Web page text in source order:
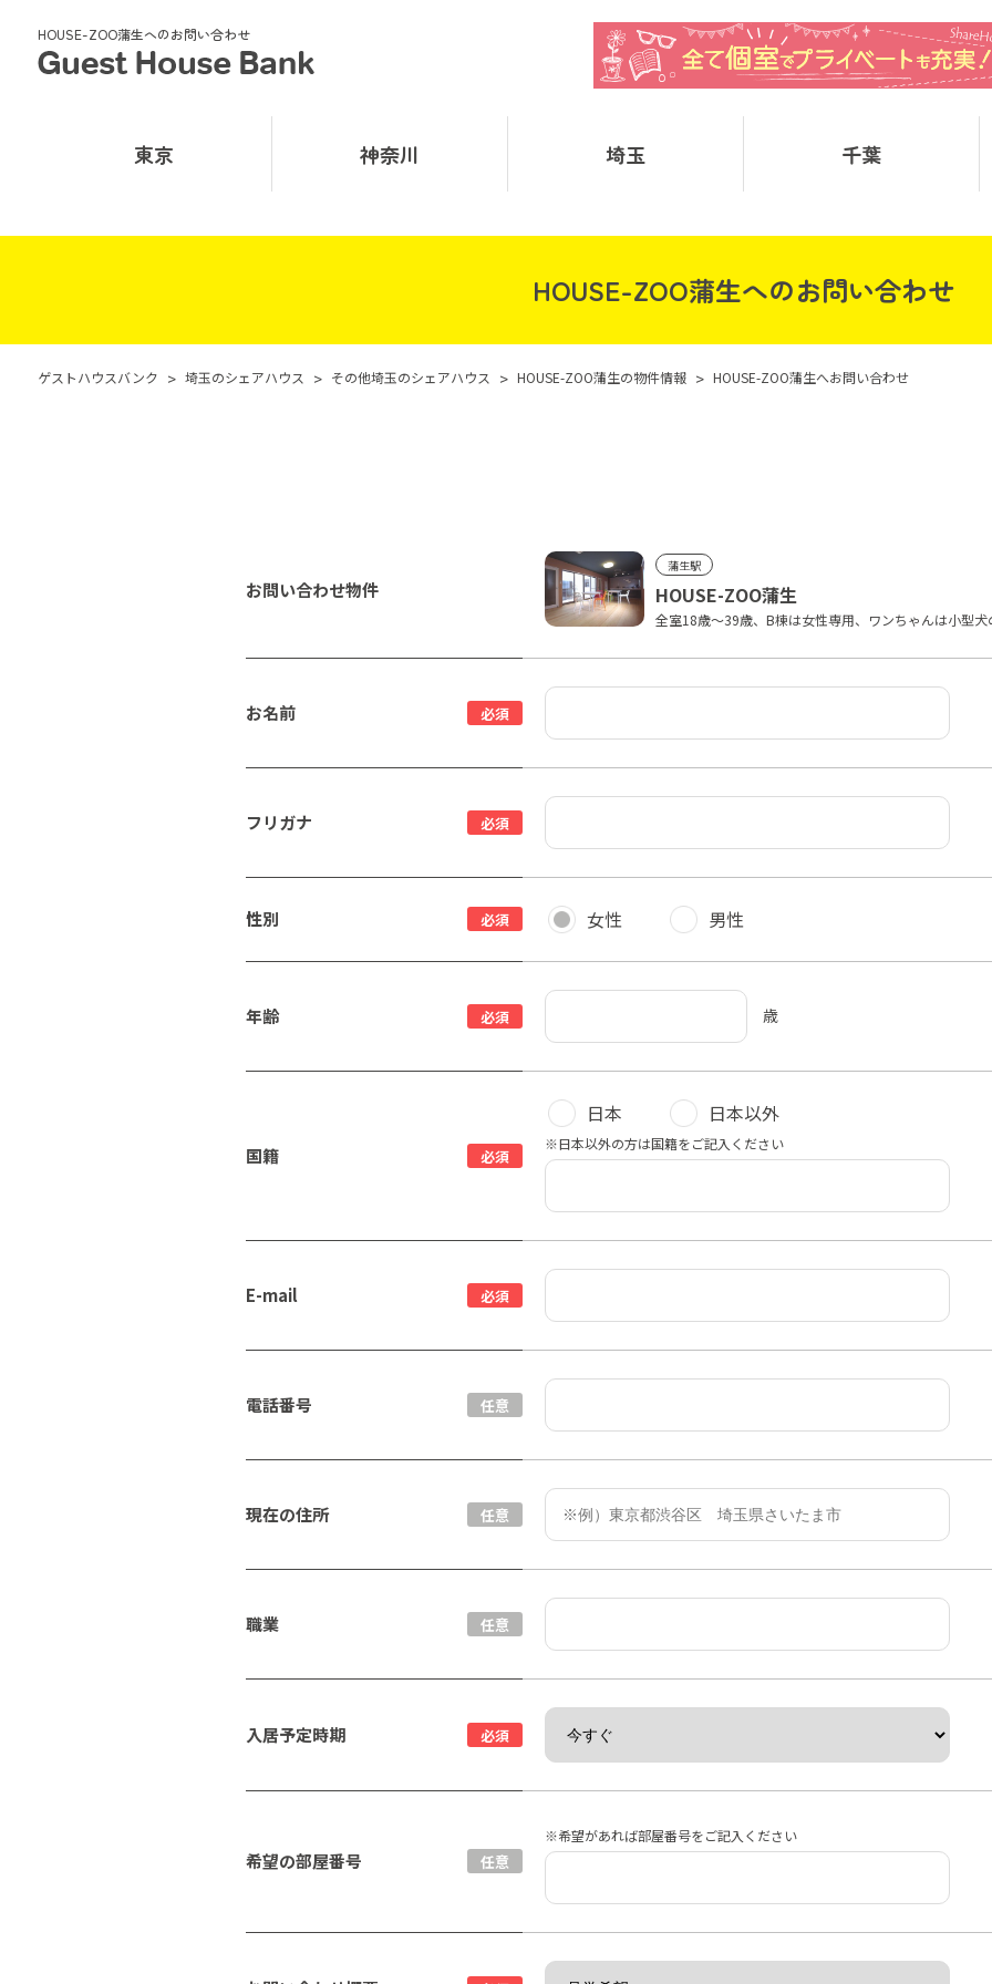
HOUSE-ZOO蒲生へのお問い合わせ
東京 神奈川 埼玉 千葉
HOUSE-ZOO蒲生へのお問い合わせ
ゲストハウスバンク > 埼玉のシェアハウス > その他埼玉のシェアハウス > HOUSE-ZOO蒲生の物件情報 > HOUSE-ZOO蒲生へお問い合わせ
お問い合わせ物件
蒲生駅
HOUSE-ZOO蒲生
全室18歳～39歳、B棟は女性専用、ワンちゃんは小型犬
お名前 必須
フリガナ 必須
性別 必須 女性 男性
年齢 必須 歳
国籍 必須
日本 日本以外
※日本以外の方は国籍をご記入ください
E-mail 必須
電話番号 任意
現在の住所 任意
職業 任意
入居予定時期 必須
希望の部屋番号 任意
※希望があれば部屋番号をご記入ください